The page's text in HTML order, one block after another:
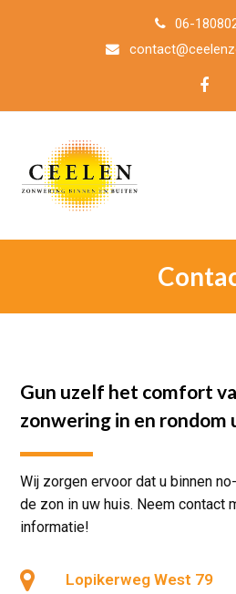
06-
Gun uzelf het comfort
zonwering in en rondom
Wij zorgen ervoor dat u binnen
de zon in uw huis. Neem contact
informatie!
Lopikerweg West 79